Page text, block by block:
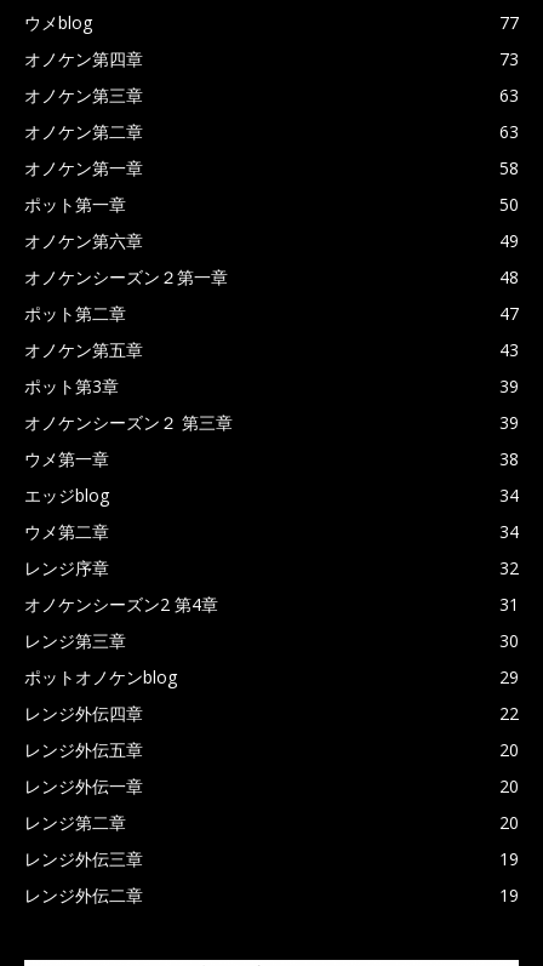
ウメblog
77
オノケン第四章
73
オノケン第三章
63
オノケン第二章
63
オノケン第一章
58
ポット第一章
50
オノケン第六章
49
オノケンシーズン２第一章
48
ポット第二章
47
オノケン第五章
43
ポット第3章
39
オノケンシーズン２ 第三章
39
ウメ第一章
38
エッジblog
34
ウメ第二章
34
レンジ序章
32
オノケンシーズン2 第4章
31
レンジ第三章
30
ポットオノケンblog
29
レンジ外伝四章
22
レンジ外伝五章
20
レンジ外伝一章
20
レンジ第二章
20
レンジ外伝三章
19
レンジ外伝二章
19